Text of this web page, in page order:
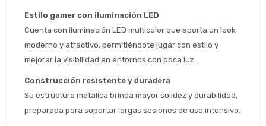
Estilo gamer con iluminación LED
Cuenta con iluminación LED multicolor que aporta un look
moderno y atractivo, permitiéndote jugar con estilo y
mejorar la visibilidad en entornos con poca luz.
Construcción resistente y duradera
Su estructura metálica brinda mayor solidez y durabilidad,
preparada para soportar largas sesiones de uso intensivo.
Comprá ahora y Pagá
Después, hasta en 12
Estimado/a
Después.